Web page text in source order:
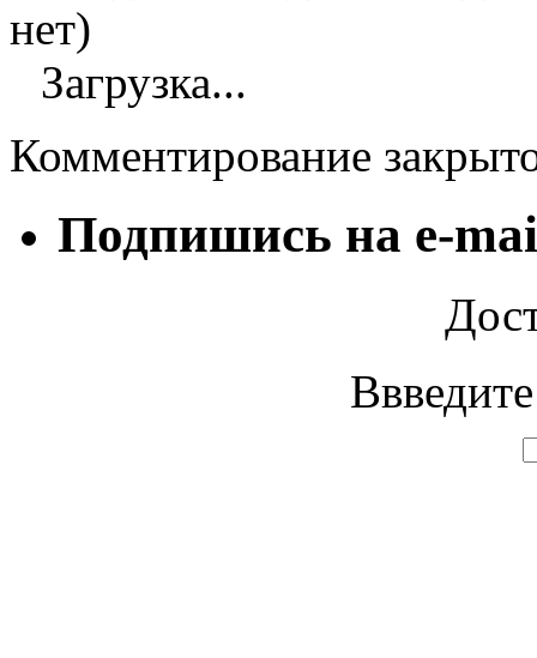
нет)
Загрузка...
Комментирование
Подпишись на e-